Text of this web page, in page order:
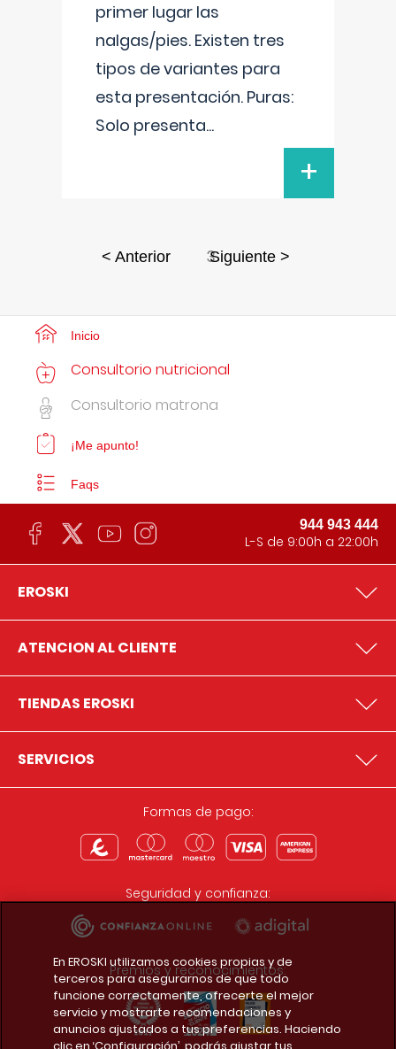
primer lugar las
nalgas/pies. Existen tres
tipos de variantes para
esta presentación. Puras:
Solo presenta...
+
< Anterior 3Siguiente >
Inicio
Consultorio nutricional
Consultorio matrona
¡Me apunto!
Faqs
944 943 444
L-S de 9:00h a 22:00h
EROSKI
ATENCION AL CLIENTE
TIENDAS EROSKI
SERVICIOS
Formas de pago:
Seguridad y confianza:
Premios y reconocimientos:
En EROSKI utilizamos cookies propias y de
terceros para asegurarnos de que todo
funcione correctamente, ofrecerte el mejor
servicio y mostrarte recomendaciones y
anuncios ajustados a tus preferencias. Haciendo
clic en ‘Configuración’, podrás ajustar tus